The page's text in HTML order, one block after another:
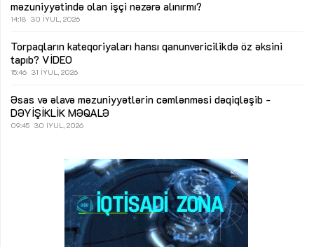
məzuniyyətində olan işçi nəzərə alınırmı?
14:18 30 İYUL, 2026
Torpaqların kateqoriyaları hansı qanunvericilikdə öz əksini
tapıb? VİDEO
15:46 31 İYUL, 2026
Əsas və əlavə məzuniyyətlərin cəmlənməsi dəqiqləşib -
DƏYİŞİKLİK MƏQALƏ
09:45 30 İYUL, 2026